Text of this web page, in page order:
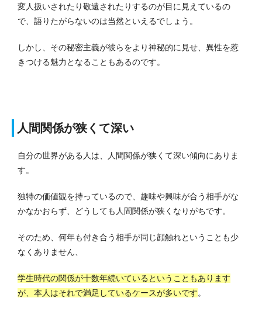
変人扱いされたり敬遠されたりするのが目に見えているの
で、語りたがらないのは当然といえるでしょう。
しかし、その秘密主義が彼らをより神秘的に見せ、異性を惹
きつける魅力となることもあるのです。
人間関係が狭くて深い
自分の世界がある人は、人間関係が狭くて深い傾向にありま
す。
独特の価値観を持っているので、趣味や興味が合う相手がな
かなかおらず、どうしても人間関係が狭くなりがちです。
そのため、何年も付き合う相手が同じ顔触れということも少
なくありません、
学生時代の関係が十数年続いているということもあります
が、本人はそれで満足しているケースが多いです。